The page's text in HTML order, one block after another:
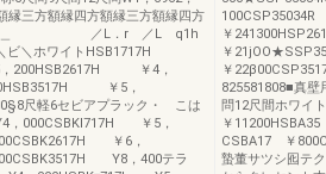
縁三方額縁四方額縁三方額縁四方
姿図、＿ ／L．r ／L q1h
ホワイトHSB1717H
，200HSB2617H ￥4，
￥5，
尺軽6セビアプラック・ こは
000CSBKI717H ￥5，
￥6，
Y8，400テラ
￥
￥
￥
825581808■真壁
問12尺間ホワ
￥
CSBA17 ￥
蟄董サツシ囮テ